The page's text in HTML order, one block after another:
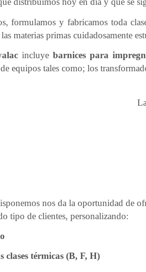
distribuimos hoy en día y que se
formulamos y fabricamos toda
materias primas cuidadosamente
incluye barnices para
equipos tales como; los
nos da la oportunidad de
tipo de clientes, personalizando:
clases térmicas (B, F, H)